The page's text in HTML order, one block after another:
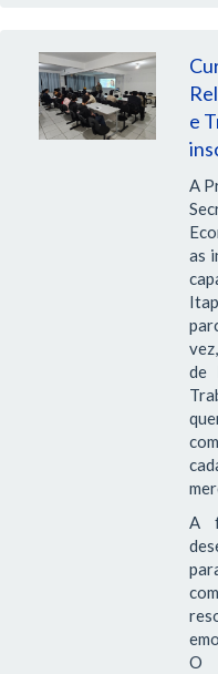
e
A
as
de
A
O